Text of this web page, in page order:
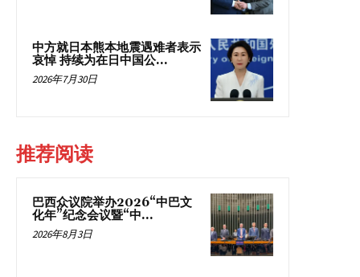
中方就日本熊本地震遇难者表示
哀悼 持续为在日中国公...
2026年7月30日
推荐阅读
巴西众议院举办2026“中巴文
化年”纪念会议暨“中...
2026年8月3日